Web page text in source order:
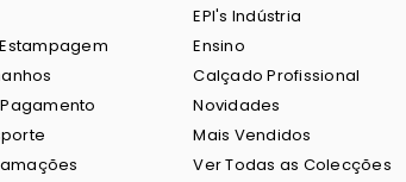
EPI's Indústria
Ensino
Calçado Profissional
Novidades
Mais Vendidos
Ver Todas as Colecções